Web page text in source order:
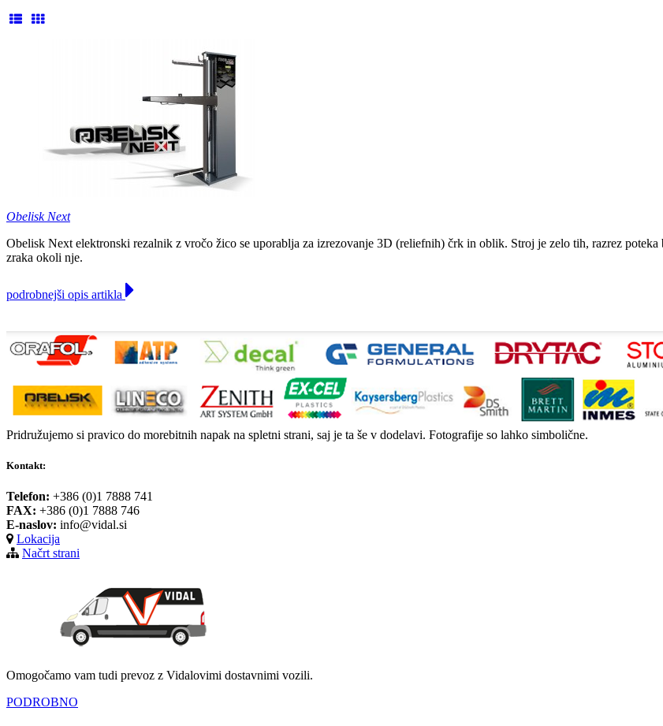
Obelisk Next
Obelisk Next elektronski rezalnik z vročo žico se uporablja za izrezovanje 3D (reliefnih) črk in oblik. Stroj je zelo tih, razrez
zraka okoli nje.
podrobnejši opis artikla
Pridružujemo si pravico do morebitnih napak na spletni strani, saj je ta še v dodelavi. Fotografije so lahko simbolične.
Kontakt:
Telefon: +386 (0)1 7888 741
FAX: +386 (0)1 7888 746
E-naslov: info@vidal.si
Lokacija
Načrt strani
Omogočamo vam tudi prevoz z Vidalovimi dostavnimi vozili.
PODROBNO